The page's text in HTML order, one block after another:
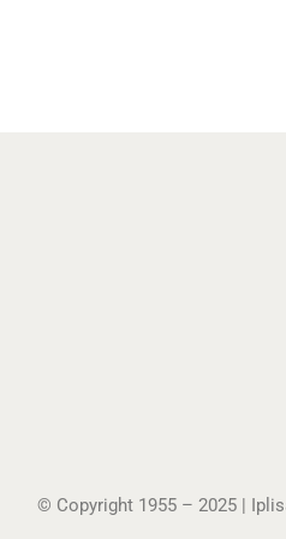
© Copyright 1955 – 2025 |